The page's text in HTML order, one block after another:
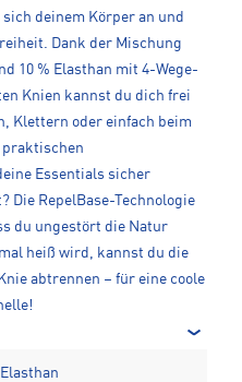
deinem Körper an und
Dank der Mischung
10 % Elasthan mit 4-Wege-
Knien kannst du dich frei
Klettern oder einfach beim
praktischen
Essentials sicher
Die RepelBase-Technologie
du ungestört die Natur
heiß wird, kannst du die
abtrennen – für eine coole